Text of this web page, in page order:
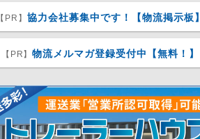
【PR】 協力会社募集中です！【物流掲示板】
【PR】物流メルマガ登録受付中【無料！】